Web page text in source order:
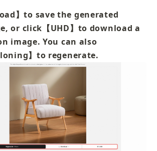
】to save the generated
or click【UHD】to download a
image. You can also
】to regenerate.